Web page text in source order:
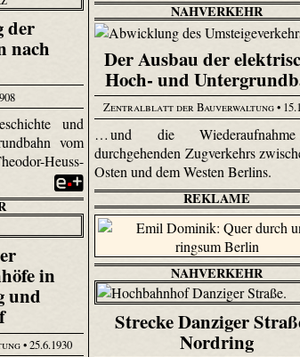
der
nach
und
vom
Heuss-
NAHVERKEHR
Der Ausbau der
Hoch- und
Zentralblatt der Bauverwaltung•
… und die
durchgehenden Zugverkehrs
Osten und dem Westen Berlins.
REKLAME
NAHVERKEHR
Strecke Danziger
Nordring
in
und
• 25.6.1930